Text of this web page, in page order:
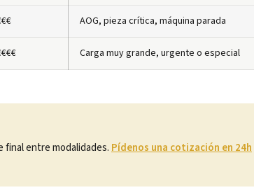
AOG, pieza crítica, máquina parada
Carga muy grande, urgente o especial
final entre modalidades.Pídenos una cotización en 24h